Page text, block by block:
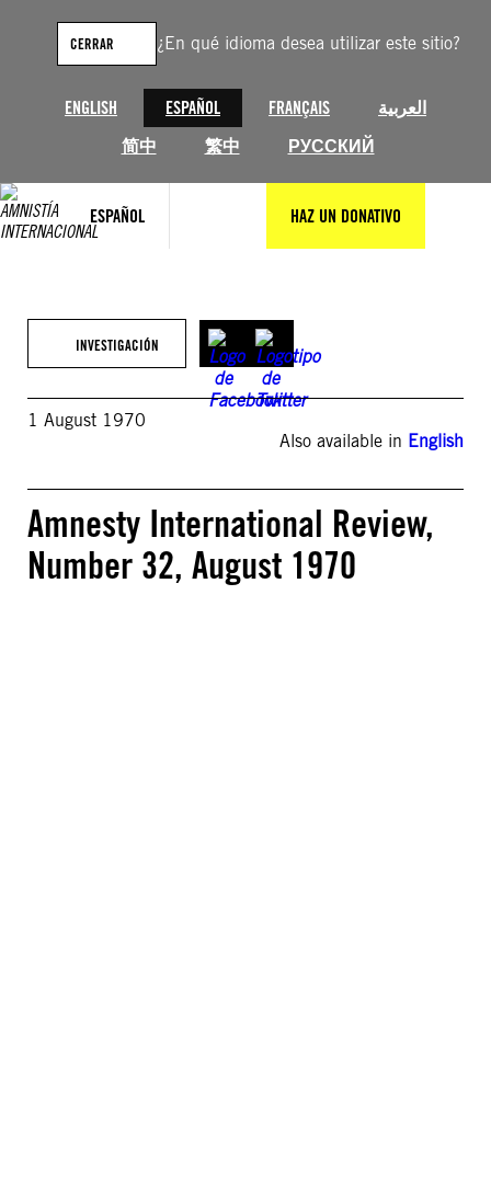
¿En qué idioma desea utilizar este sitio?
ENGLISH ESPAÑOL FRANÇAIS
العربية
简中
繁中 РУССКИЙ
CERRAR
ESPAÑOL HAZ UN DONATIVO
contenido
INVESTIGACIÓN
1 August 1970
Also available in English
Amnesty International Review,
Number 32, August 1970